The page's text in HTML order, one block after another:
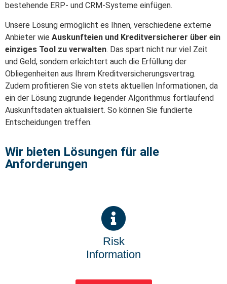
bestehende ERP- und CRM-Systeme einfügen.
Unsere Lösung ermöglicht es Ihnen, verschiedene externe
Anbieter wie Auskunfteien und Kreditversicherer über ein
einziges Tool zu verwalten. Das spart nicht nur viel Zeit
und Geld, sondern erleichtert auch die Erfüllung der
Obliegenheiten aus Ihrem Kreditversicherungsvertrag.
Zudem profitieren Sie von stets aktuellen Informationen, da
ein der Lösung zugrunde liegender Algorithmus fortlaufend
Auskunftsdaten aktualisiert. So können Sie fundierte
Entscheidungen treffen.
Wir bieten Lösungen für alle
Anforderungen
Risk
Information